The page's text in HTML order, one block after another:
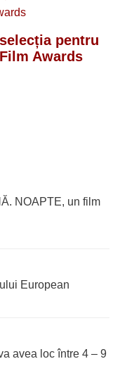
pentru
Awards
NOAPTE, un film
European
avea loc între 4 – 9